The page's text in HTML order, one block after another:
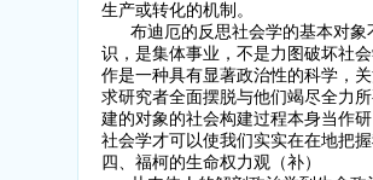
生产或转化的机制。
布迪厄的反思社会学的基本对象
识，是集体事业，不是力图破坏社
作是一种具有显著政治性的科学，
求研究者全面摆脱与他们竭尽全力
建的对象的社会构建过程本身当作
社会学才可以使我们实实在在地把
四、福柯的生命权力观（补）